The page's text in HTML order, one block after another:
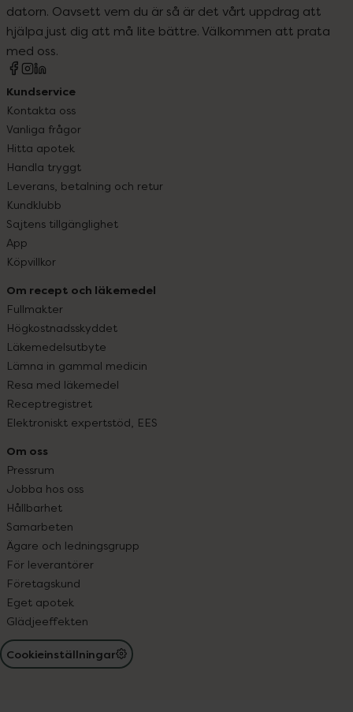
datorn. Oavsett vem du är så är det vårt uppdrag att
hjälpa just dig att må lite bättre. Välkommen att prata
med oss.
Kundservice
Kontakta oss
Vanliga frågor
Hitta apotek
Handla tryggt
Leverans, betalning och retur
Kundklubb
Sajtens tillgänglighet
App
Köpvillkor
Om recept och läkemedel
Fullmakter
Högkostnadsskyddet
Läkemedelsutbyte
Lämna in gammal medicin
Resa med läkemedel
Receptregistret
Elektroniskt expertstöd, EES
Om oss
Pressrum
Jobba hos oss
Hållbarhet
Samarbeten
Ägare och ledningsgrupp
För leverantörer
Företagskund
Eget apotek
Glädjeeffekten
Cookieinställningar